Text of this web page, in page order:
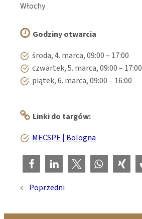
Włochy
Godziny otwarcia
środa, 4. marca, 09:00 – 17:00
czwartek, 5. marca, 09:00 – 17:00
piątek, 6. marca, 09:00 – 16:00
Linki do targów:
MECSPE | Bologna
← Poprzedni